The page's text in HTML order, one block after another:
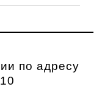
по адресу